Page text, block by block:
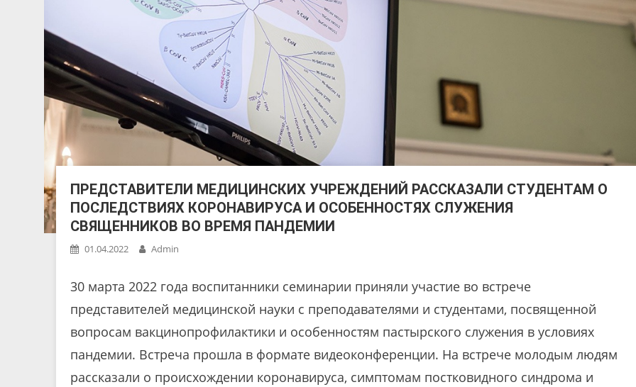
ПРЕДСТАВИТЕЛИ МЕДИЦИНСКИХ УЧРЕЖДЕНИЙ РАССКАЗАЛИ СТУДЕНТАМ О
ПОСЛЕДСТВИЯХ КОРОНАВИРУСА И ОСОБЕННОСТЯХ СЛУЖЕНИЯ
СВЯЩЕННИКОВ ВО ВРЕМЯ ПАНДЕМИИ
01.04.2022 Admin
30 марта 2022 года воспитанники семинарии приняли участие во встрече
представителей медицинской науки с преподавателями и студентами, посвященной
вопросам вакцинопрофилактики и особенностям пастырского служения в условиях
пандемии. Встреча прошла в формате видеоконференции. На встрече молодым людям
рассказали о происхождении коронавируса, симптомам постковидного синдрома и